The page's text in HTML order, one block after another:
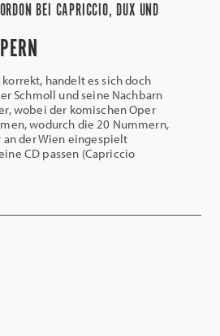
BEI CAPRICCIO, DUX UND
handelt es sich doch
Schmoll und seine Nachbarn
wobei der komischen Oper
wodurch die 20 Nummern,
an der Wien eingespielt
CD passen (Capriccio